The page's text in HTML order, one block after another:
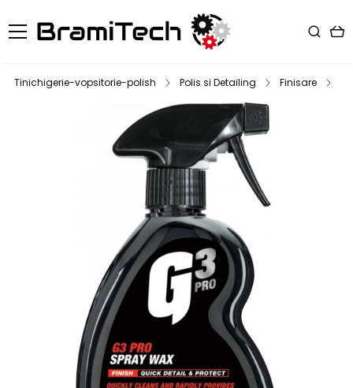
Tinichigerie-vopsitorie-polish Polis si Detailing Finisare